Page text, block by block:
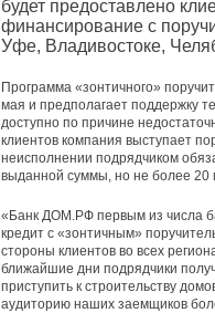
будет предоставлено
финансирование с
Уфе, Владивостоке,
Программа «зонтичного»
мая и предполагает поддержку
доступно по причине
клиентов компания выступает
неисполнении подрядчиком
выданной суммы, но не более 20
«Банк ДОМ.РФ первым из числа
кредит с «зонтичным»
стороны клиентов во всех
ближайшие дни подрядчики
приступить к строительству
аудиторию наших заемщиков